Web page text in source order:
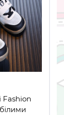
Fashion